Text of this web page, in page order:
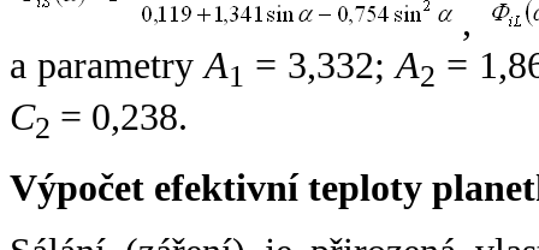
,
a parametryA1 = 3,332;A2 =
C2 = 0,238.
Výpočet efektivní teploty